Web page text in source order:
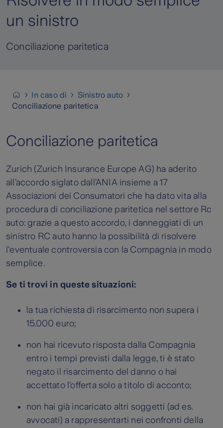
un sinistro
Conciliazione paritetica
In caso di
Sinistro auto
Conciliazione paritetica
Conciliazione paritetica
Zurich (Zurich Insurance Europe AG) ha aderito
all’accordo siglato dall’ANIA insieme a 17
Associazioni dei Consumatori che ha dato vita alla
procedura di conciliazione paritetica nel settore Rc
auto: grazie a questo accordo, i danneggiati di un
sinistro RC auto hanno la possibilità di risolvere
l'eventuale controversia con la Compagnia in modo
semplice.
Se ti trovi in queste situazioni:
la tua richiesta di risarcimento non supera i
15.000 euro;
non hai ricevuto risposta dalla Compagnia
entro i tempi previsti dalla legge, ti è stato
negato il risarcimento del danno o hai
accettato l’offerta solo a titolo di acconto;
non hai già incaricato altri soggetti (ad es.
avvocati) a rappresentarti nei confronti della